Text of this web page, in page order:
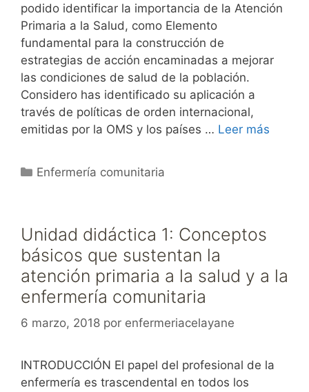
podido identificar la importancia de la Atención
Primaria a la Salud, como Elemento
fundamental para la construcción de
estrategias de acción encaminadas a mejorar
las condiciones de salud de la población.
Considero has identificado su aplicación a
través de políticas de orden internacional,
emitidas por la OMS y los países … Leer más
Categorías
Enfermería comunitaria
Unidad didáctica 1: Conceptos
básicos que sustentan la
atención primaria a la salud y a la
enfermería comunitaria
6 marzo, 2018 por enfermeriacelayane
INTRODUCCIÓN El papel del profesional de la
enfermería es trascendental en todos los